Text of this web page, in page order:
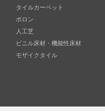
タイルカーペット
ボロン
人工芝
ビニル床材・機能性床材
モザイクタイル